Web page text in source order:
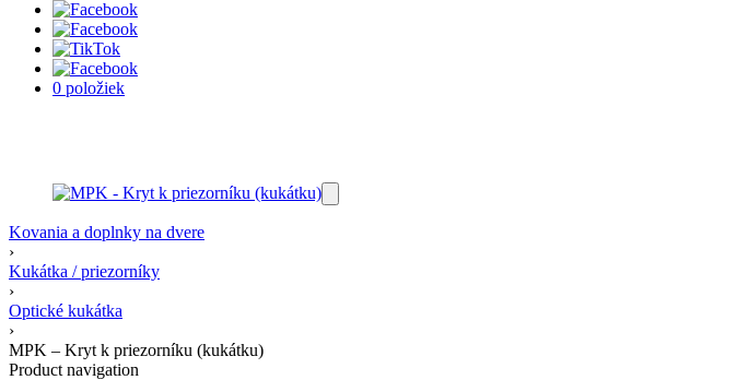
0 položiek
Kovania a doplnky na dvere
›
Kukátka / priezorníky
›
Optické kukátka
›
MPK – Kryt k priezorníku (kukátku)
Product navigation